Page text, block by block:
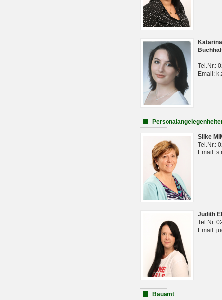
Tel.Nr.:
Email:
Silke
Tel.Nr.:
Email:
Judith
Tel.Nr.
Email:
Bauamt